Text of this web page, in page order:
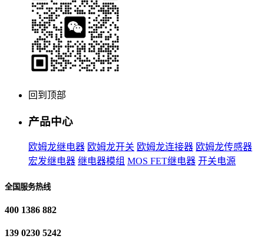
回到顶部
产品中心
欧姆龙继电器 欧姆龙开关 欧姆龙连接器 欧姆龙传感器
宏发继电器 继电器模组 MOS FET继电器 开关电源
全国服务热线
400 1386 882
139 0230 5242